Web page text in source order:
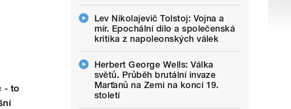
- to
Lev Nikolajevič Tolstoj: Vojna a
mír. Epochální dílo a společenská
kritika z napoleonských válek
Herbert George Wells: Válka
světů. Průběh brutální invaze
Marťanů na Zemi na konci 19.
století